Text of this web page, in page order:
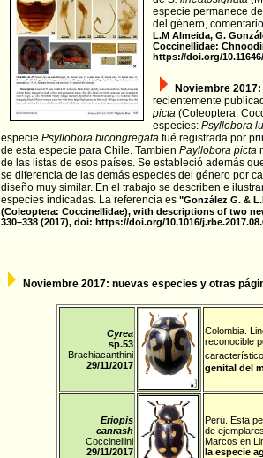
especie permanece
del género,
L.M Almeida, G.
Coccinellidae:
https://doi.org/
Noviembre
recientemente
picta(Coleoptera:
especies: Psyllobora
especie Psyllobora bicongregata fué registrada por
de esta especie para Chile. Tambien Payllobora picta
de las listas de esos países. Se estableció además
se diferencia de las demás especies del género por
diseño muy similar. En el trabajo se describen e
especies indicadas. La referencia es "González G. &
(Coleoptera: Coccinellidae), with descriptions of two
330–338 (2017), doi: https://doi.org/10.1016/
Noviembre 2017: nuevas especies y otras
Cyrea
sp.53
Brachiacanthini
29/11/2017
Colombia.
reconocible
característico.
genital del
Eriopis
canrash
Coccinellini
29/11/2017
Perú. Esta
de
Marcos en
la especie